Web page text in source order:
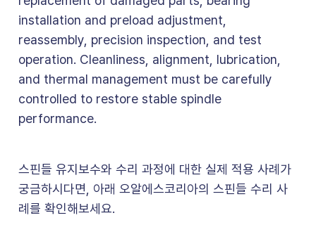
installation and preload adjustment,
reassembly, precision inspection, and test
operation. Cleanliness, alignment, lubrication,
and thermal management must be carefully
controlled to restore stable spindle
performance.
스핀들 유지보수와 수리 과정에 대한 실제 적용 사례가
궁금하시다면, 아래 오알에스코리아의 스핀들 수리 사
례를 확인해보세요.